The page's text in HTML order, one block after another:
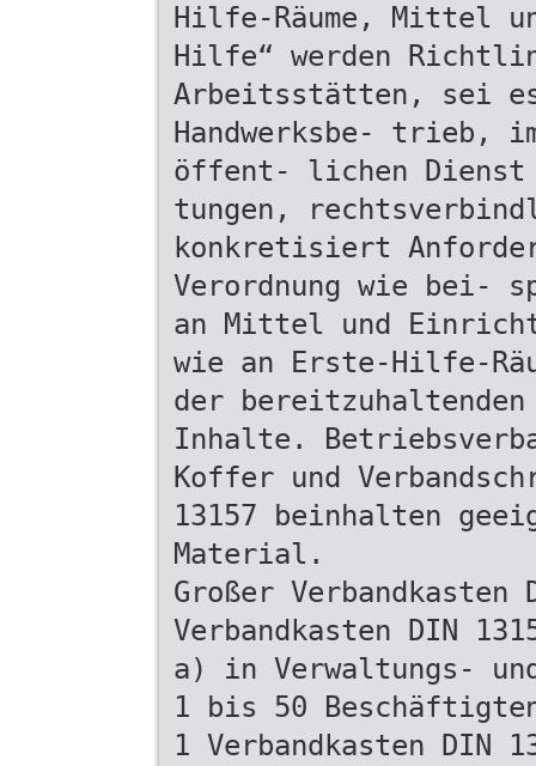
Hilfe-Räume, Mittel
Hilfe“ werden
Arbeitsstätten, sei
Handwerksbe- trieb,
öffent- lichen
tungen,
konkretisiert
Verordnung wie bei-
an Mittel und
wie an Erste-Hilfe-
der bereitzuhaltenden
Inhalte.
Koffer und
13157 beinhalten
Material.
Großer
Verbandkasten DIN
a) in Verwaltungs-
1 bis 50
1 Verbandkasten DIN